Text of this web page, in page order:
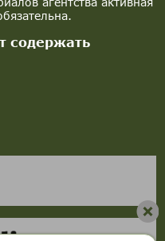
содержать